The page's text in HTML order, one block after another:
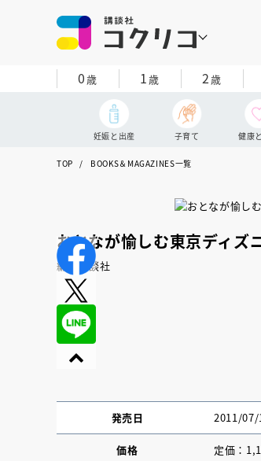
0歳 1歳 2歳
妊娠と出産 子育て 健康
TOP BOOKS＆MAGAZINES一覧
おとなが愉しむ東京ディ
編：講談社
発売日 2011/07/
価格 定価：